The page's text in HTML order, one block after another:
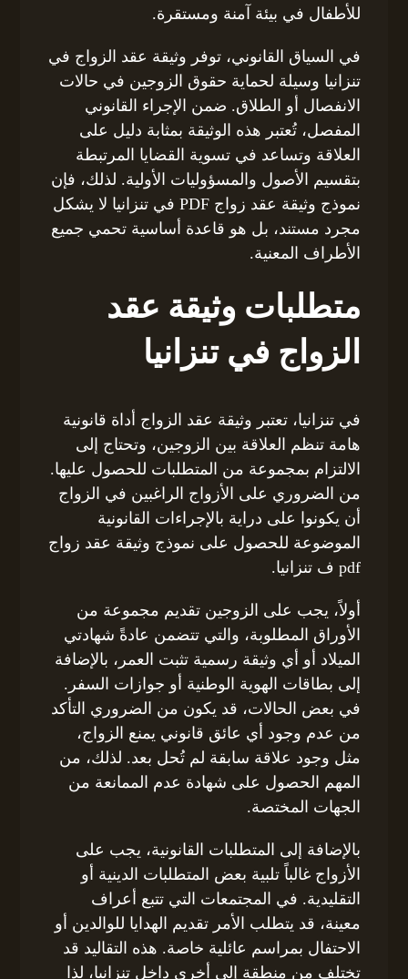
للأطفال في بيئة آمنة ومستقرة.
في السياق القانوني، توفر وثيقة عقد الزواج في
تنزانيا وسيلة لحماية حقوق الزوجين في حالات
الانفصال أو الطلاق. ضمن الإجراء القانوني
المفصل، تُعتبر هذه الوثيقة بمثابة دليل على
العلاقة وتساعد في تسوية القضايا المرتبطة
بتقسيم الأصول والمسؤوليات الأولية. لذلك، فإن
نموذج وثيقة عقد زواج PDF في تنزانيا لا يشكل
مجرد مستند، بل هو قاعدة أساسية تحمي جميع
الأطراف المعنية.
متطلبات وثيقة عقد
الزواج في تنزانيا
في تنزانيا، تعتبر وثيقة عقد الزواج أداة قانونية
هامة تنظم العلاقة بين الزوجين، وتحتاج إلى
الالتزام بمجموعة من المتطلبات للحصول عليها.
من الضروري على الأزواج الراغبين في الزواج
أن يكونوا على دراية بالإجراءات القانونية
الموضوعة للحصول على نموذج وثيقة عقد زواج
pdf ف تنزانيا.
أولاً، يجب على الزوجين تقديم مجموعة من
الأوراق المطلوبة، والتي تتضمن عادةً شهادتي
الميلاد أو أي وثيقة رسمية تثبت العمر، بالإضافة
إلى بطاقات الهوية الوطنية أو جوازات السفر.
في بعض الحالات، قد يكون من الضروري التأكد
من عدم وجود أي عائق قانوني يمنع الزواج،
مثل وجود علاقة سابقة لم تُحل بعد. لذلك، من
المهم الحصول على شهادة عدم الممانعة من
الجهات المختصة.
بالإضافة إلى المتطلبات القانونية، يجب على
الأزواج غالباً تلبية بعض المتطلبات الدينية أو
التقليدية. في المجتمعات التي تتبع أعراف
معينة، قد يتطلب الأمر تقديم الهدايا للوالدين أو
الاحتفال بمراسم عائلية خاصة. هذه التقاليد قد
تختلف من منطقة إلى أخرى داخل تنزانيا، لذا